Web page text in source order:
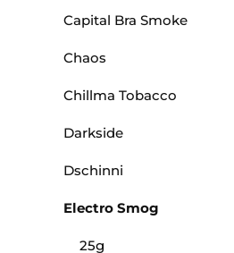
Capital Bra Smoke
Chaos
Chillma Tobacco
Darkside
Dschinni
Electro Smog
25g